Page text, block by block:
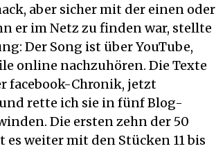
aber sicher mit der einen oder
er im Netz zu finden war, stellte
Der Song ist über YouTube,
online nachzuhören. Die Texte
facebook-Chronik, jetzt
rette ich sie in fünf Blog-
Die ersten zehn der 50
es weiter mit den Stücken 11 bis